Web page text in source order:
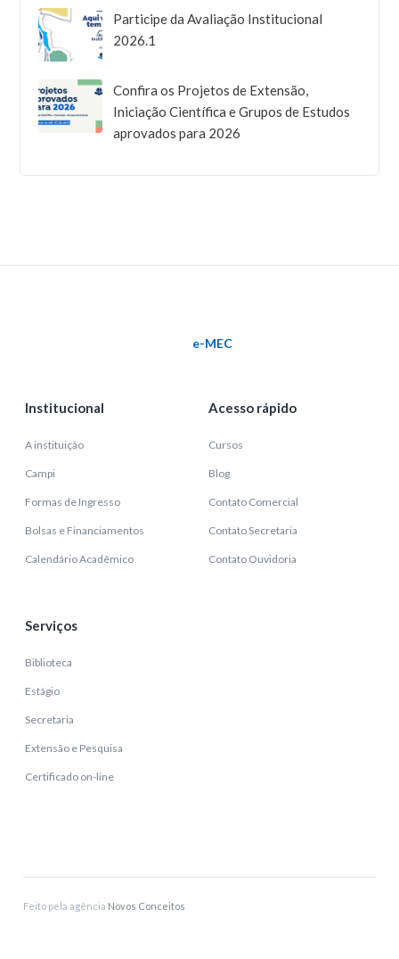
Participe da Avaliação Institucional
2026.1
Confira os Projetos de Extensão,
Iniciação Científica e Grupos de Estudos
aprovados para 2026
e-MEC
Institucional
A instituição
Campi
Formas de Ingresso
Bolsas e Financiamentos
Calendário Acadêmico
Acesso rápido
Cursos
Blog
Contato Comercial
Contato Secretaria
Contato Ouvidoria
Serviços
Biblioteca
Estágio
Secretaria
Extensão e Pesquisa
Certificado on-line
Feito pela agência Novos Conceitos